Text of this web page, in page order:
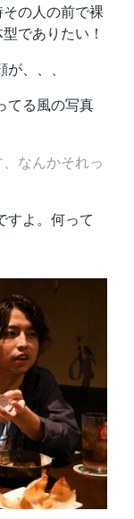
の人の前で裸
でありたい！
、、、
てる風の写真
なんかそれっ
すよ。何って